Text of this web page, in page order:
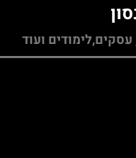
עסקים,לימודים ועוד